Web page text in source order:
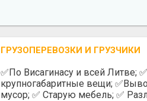
ГРУЗОПЕРЕВОЗКИ И ГРУЗЧИКИ
✅️По Висагинасу и всей Литве;
крупногабаритные вещи;
мусор; ✅️ Старую мебель; ✅️